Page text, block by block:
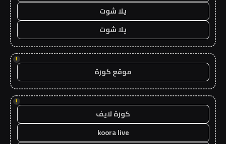
يلا شوت
يلا شوت
!
موقع كورة
!
كورة لايف
koora live